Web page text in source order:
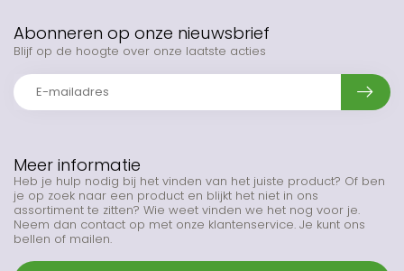
Meer informatie
Heb je hulp nodig bij het vinden van het juiste product? Of ben
je op zoek naar een product en blijkt het niet in ons
assortiment te zitten? Wie weet vinden we het nog voor je.
Neem dan contact op met onze klantenservice. Je kunt ons
bellen of mailen.
Abonneren op onze nieuwsbrief
Blijf op de hoogte over onze laatste acties